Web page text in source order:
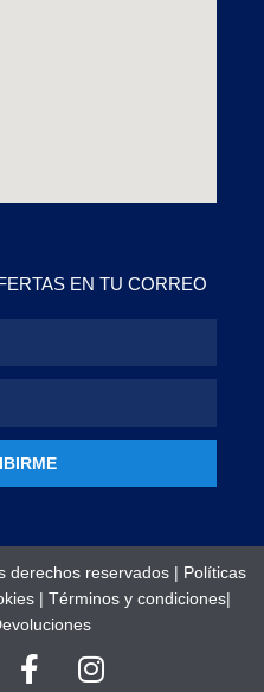
EN TU CORREO
derechos reservados | Políticas
| Términos y condiciones|
F
a
I
n